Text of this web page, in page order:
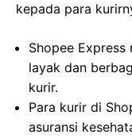
kepada para
Shopee
layak dan
kurir.
Para kurir di
asuransi